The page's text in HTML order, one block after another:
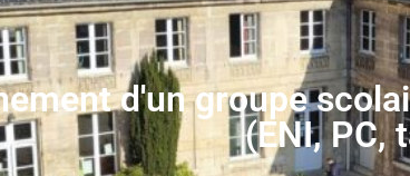
d'un groupe
(ENI, PC,